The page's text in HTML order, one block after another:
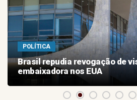
POLÍTICA
Brasil repudia revogação de
embaixadora nos EUA